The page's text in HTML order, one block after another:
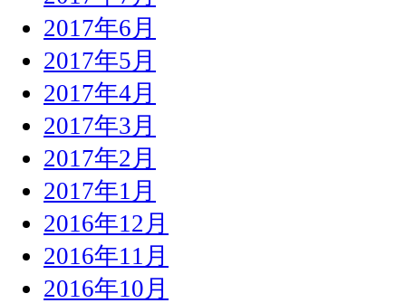
2017年6月
2017年5月
2017年4月
2017年3月
2017年2月
2017年1月
2016年12月
2016年11月
2016年10月